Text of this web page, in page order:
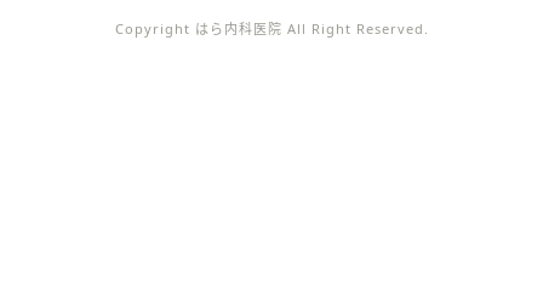
Copyright はら内科医院 All Right Reserved.